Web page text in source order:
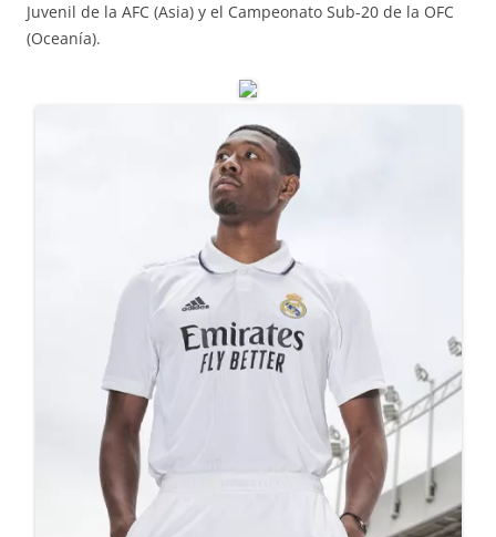
Juvenil de la AFC (Asia) y el Campeonato Sub-20 de la OFC
(Oceanía).